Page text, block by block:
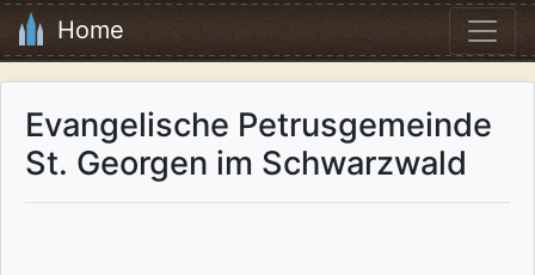
Home
Evangelische Petrusgemeinde
St. Georgen im Schwarzwald